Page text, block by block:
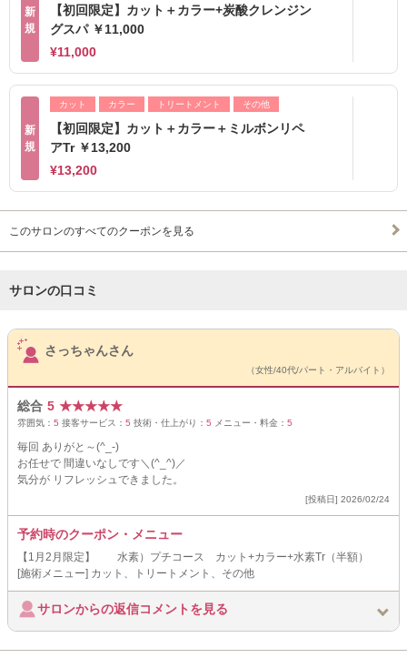
新
規
【初回限定】カット＋カラー+炭酸クレンジン
グスパ ￥11,000
¥11,000
新
規
カット カラー トリートメント その他
【初回限定】カット＋カラー＋ミルボンリペ
アTr ￥13,200
¥13,200
このサロンのすべてのクーポンを見る
サロンの口コミ
サロンPick Up
さっちゃんさん
（女性/40代/パート・アルバイト）
総合 5 ★★★★★
雰囲気： 5 接客サービス： 5 技術・仕上がり： 5 メニュー・料金： 5
毎回 ありがと～(^_-)
お任せで 間違いなしです＼(^_^)／
気分が リフレッシュできました。
[投稿日] 2026/02/24
予約時のクーポン・メニュー
【1月2月限定】 水素）プチコース カット+カラー+水素Tr（半額）
[施術メニュー] カット、トリートメント、その他
サロンからの返信コメントを見る